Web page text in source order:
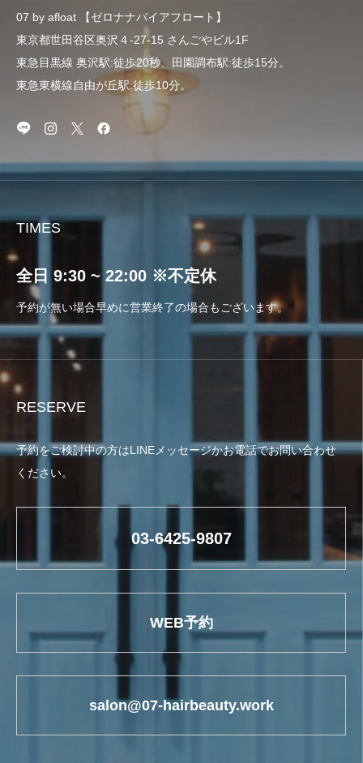
07 by afloat 【ゼロナナバイアフロート】
東京都世田谷区奥沢４-27-15 さんごやビル1F
東急目黒線 奥沢駅:徒歩20秒、田園調布駅:徒歩15分。
東急東横線自由が丘駅:徒歩10分。
TIMES
全日 9:30 ~ 22:00 ※不定休
予約が無い場合早めに営業終了の場合もございます。
RESERVE
予約をご検討中の方はLINEメッセージかお電話でお問い合わせ
ください。
03-6425-9807
WEB予約
salon@07-hairbeauty.work